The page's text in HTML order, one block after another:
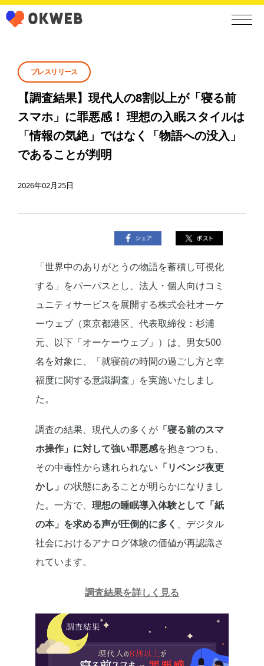
プレスリリース
【調査結果】現代人の8割以上が「寝る前
スマホ」に罪悪感！ 理想の入眠スタイルは
「情報の気絶」ではなく「物語への没入」
であることが判明
2026年02月25日
「世界中のありがとうの物語を蓄積し可視化
する」をパーパスとし、法人・個人向けコミ
ュニティサービスを展開する株式会社オーケ
ーウェブ（東京都港区、代表取締役：杉浦
元、以下「オーケーウェブ」）は、男女500
名を対象に、「就寝前の時間の過ごし方と幸
福度に関する意識調査」を実施いたしまし
た。
調査の結果、現代人の多くが 「寝る前のスマ
ホ操作」に対して強い罪悪感を抱きつつも、
その中毒性から逃れられない 「リベンジ夜更
かし」 の状態にあることが明らかになりまし
た。一方で、 理想の睡眠導入体験として「紙
の本」を求める声が圧倒的に多く 、デジタル
社会におけるアナログ体験の価値が再認識さ
れています。
調査結果を詳しく見る